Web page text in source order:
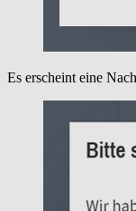
Es erscheint eine